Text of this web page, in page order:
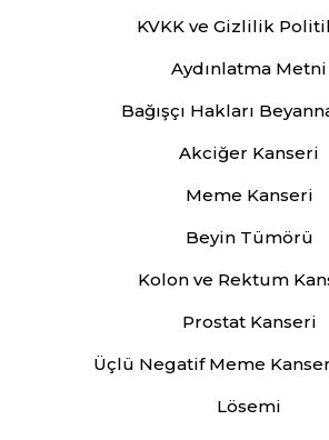
KVKK ve Gizlilik
Aydınlatma Metni
Bağışçı Hakları
Akciğer Kanseri
Meme Kanseri
Beyin Tümörü
Kolon ve Rektum
Prostat Kanseri
Üçlü Negatif Meme
Lösemi